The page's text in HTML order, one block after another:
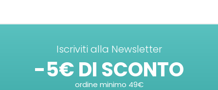
Iscriviti alla Newsletter
-5€ DI SCONTO
ordine minimo 49€